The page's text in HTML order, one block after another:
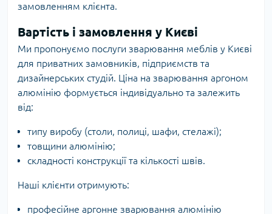
замовленням клієнта.
Вартість і замовлення у Києві
Ми пропонуємо послуги зварювання меблів у Києві
для приватних замовників, підприємств та
дизайнерських студій. Ціна на зварювання аргоном
алюмінію формується індивідуально та залежить
від:
типу виробу (столи, полиці, шафи, стелажі);
товщини алюмінію;
складності конструкції та кількості швів.
Наші клієнти отримують:
професійне аргонне зварювання алюмінію